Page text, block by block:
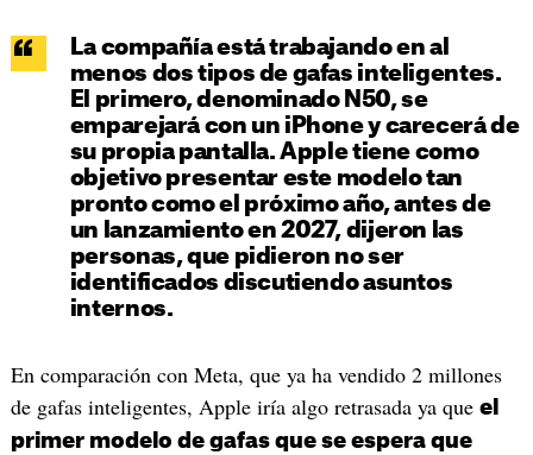
La compañía está trabajando en al
menos dos tipos de gafas inteligentes.
El primero, denominado N50, se
emparejará con un iPhone y carecerá de
su propia pantalla. Apple tiene como
objetivo presentar este modelo tan
pronto como el próximo año, antes de
un lanzamiento en 2027, dijeron las
personas, que pidieron no ser
identificados discutiendo asuntos
internos.
En comparación con Meta, que ya ha vendido 2 millones
de gafas inteligentes, Apple iría algo retrasada ya que el
primer modelo de gafas que se espera que